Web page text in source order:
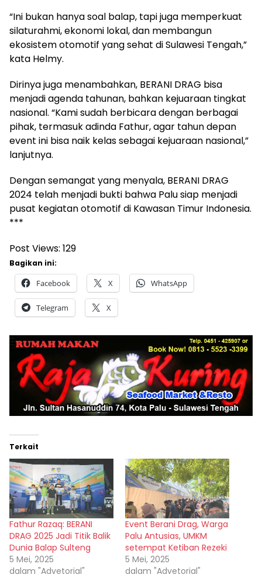
“Ini bukan hanya soal balap, tapi juga memperkuat
silaturahmi, ekonomi lokal, dan membangun
ekosistem otomotif yang sehat di Sulawesi Tengah,”
kata Helmy.
Dirinya juga menambahkan, BERANI DRAG bisa
menjadi agenda tahunan, bahkan kejuaraan tingkat
nasional. “Kami sudah berbicara dengan berbagai
pihak, termasuk adinda Fathur, agar tahun depan
event ini bisa naik kelas sebagai kejuaraan nasional,”
lanjutnya.
Dengan semangat yang menyala, BERANI DRAG
2024 telah menjadi bukti bahwa Palu siap menjadi
pusat kegiatan otomotif di Kawasan Timur Indonesia.
***
Post Views: 129
Bagikan ini:
Facebook X WhatsApp
Telegram X
Terkait
Fathur Razaq: BERANI
DRAG 2025 Jadi Titik Balik
Dunia Balap Sulteng
5 Mei, 2025
dalam "Advetorial"
Event Berani Drag, Warga
Palu Antusias, UMKM
setempat Ketiban Rezeki
5 Mei, 2025
dalam "Advetorial"